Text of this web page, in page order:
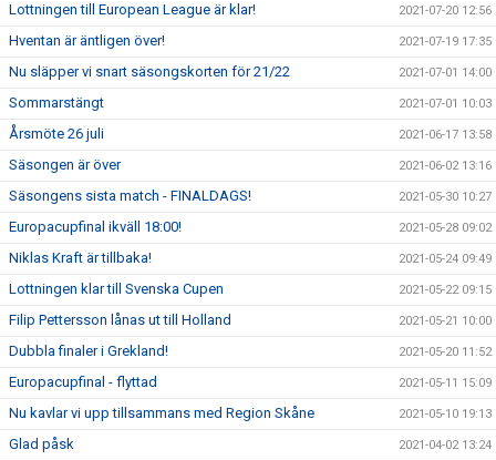
Lottningen till European League är klar! 2021-07-20 12:56
Hventan är äntligen över! 2021-07-19 17:35
Nu släpper vi snart säsongskorten för 21/22 2021-07-01 14:00
Sommarstängt 2021-07-01 10:03
Årsmöte 26 juli 2021-06-17 13:58
Säsongen är över 2021-06-02 13:16
Säsongens sista match - FINALDAGS! 2021-05-30 10:27
Europacupfinal ikväll 18:00! 2021-05-28 09:02
Niklas Kraft är tillbaka! 2021-05-24 09:49
Lottningen klar till Svenska Cupen 2021-05-22 09:15
Filip Pettersson lånas ut till Holland 2021-05-21 10:00
Dubbla finaler i Grekland! 2021-05-20 11:52
Europacupfinal - flyttad 2021-05-11 15:09
Nu kavlar vi upp tillsammans med Region Skåne 2021-05-10 19:13
Glad påsk 2021-04-02 13:24